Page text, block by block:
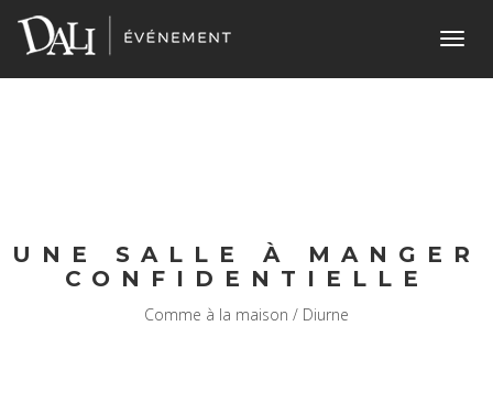
UNE SALLE À MANGER
CONFIDENTIELLE
Comme à la maison / Diurne